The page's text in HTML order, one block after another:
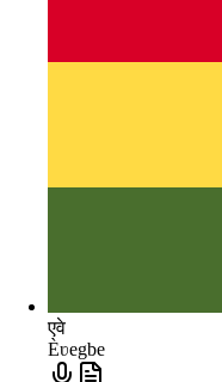
एवे
Èʋegbe